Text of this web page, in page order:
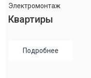
Электромонтаж
Квартиры
Подробнее